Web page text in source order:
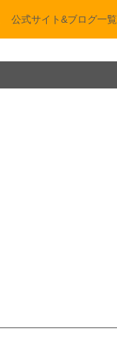
公式サイト&ブログ一覧